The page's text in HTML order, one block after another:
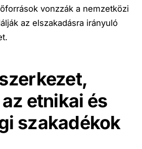
vonzzák a nemzetközi
az elszakadásra irányuló
etnikai és
szakadékok